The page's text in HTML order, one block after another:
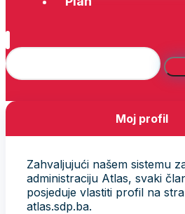
Moj profil
Zahvaljujući našem sistemu
administraciju Atlas, svaki
posjeduje vlastiti profil na
atlas.sdp.ba.